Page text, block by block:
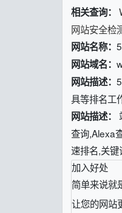
相关查询：
网站安全检
网站名称：
网站域名：
网站描述：
具等排名工
网站描述：
查询,Alexa
速排名,关
加入好处
简单来说就
让您的网站